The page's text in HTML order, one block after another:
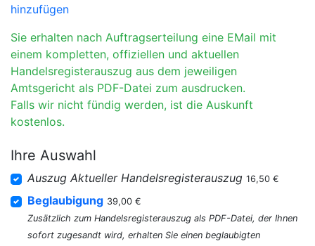
hinzufügen
Sie erhalten nach Auftragserteilung eine EMail mit
einem kompletten, offiziellen und aktuellen
Handelsregisterauszug aus dem jeweiligen
Amtsgericht als PDF-Datei zum ausdrucken.
Falls wir nicht fündig werden, ist die Auskunft
kostenlos.
Ihre Auswahl
Auszug Aktueller Handelsregisterauszug 16,50 €
Beglaubigung 39,00 €
Zusätzlich zum Handelsregisterauszug als PDF-Datei, der Ihnen
sofort zugesandt wird, erhalten Sie einen beglaubigten